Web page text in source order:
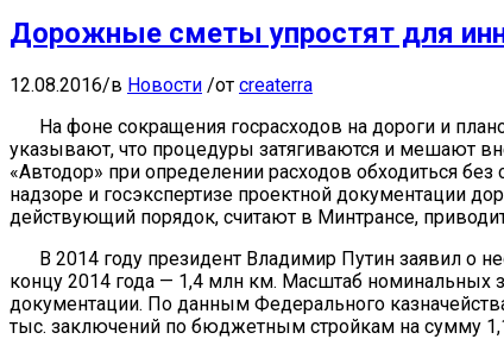
Дорожные сметы упростят для
12.08.2016/в Новости /от createrra
На фоне сокращения госрасходов на дороги и
указывают, что процедуры затягиваются и мешают
«Автодор» при определении расходов обходиться
надзоре и госэкспертизе проектной документации
действующий порядок, считают в Минтрансе,
В 2014 году президент Владимир Путин заявил о
концу 2014 года — 1,4 млн км. Масштаб номинальных
документации. По данным Федерального
тыс. заключений по бюджетным стройкам на сумму